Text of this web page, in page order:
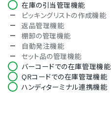
在庫の引当管理機能
ピッキングリストの作成機能
返品管理機能
棚卸の管理機能
自動発注機能
セット品の管理機能
バーコードでの在庫管理機能
QRコードでの在庫管理機能
ハンディターミナル連携機能